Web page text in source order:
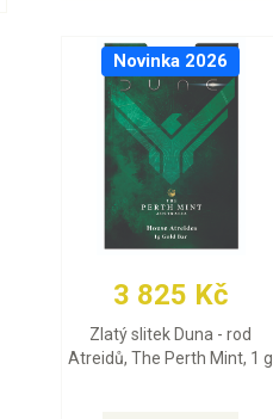
Novinka 2026
3 825 Kč
Zlatý slitek Duna - rod
Atreidů, The Perth Mint, 1 g